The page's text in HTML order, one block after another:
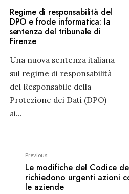
Regime di responsabilità del
DPO e frode informatica: la
sentenza del tribunale di
Firenze
Una nuova sentenza italiana
sul regime di responsabilità
del Responsabile della
Protezione dei Dati (DPO)
ai...
Previous:
Le modifiche del Codice
richiedono urgenti azioni
le aziende